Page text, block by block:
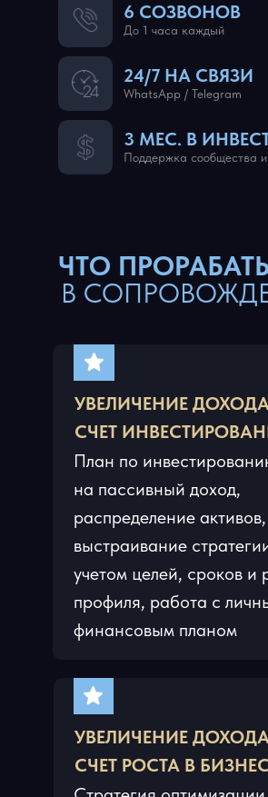
6 СОЗВОНОВ
До 1 часа каждый
24/7 НА СВЯЗИ
WhatsApp / Telegram
3 МЕС. В
Поддержка сообщества
ЧТО
В
УВЕЛИЧЕНИЕ
СЧЕТ
План по
на пассивный доход,
распределение активов,
выстраивание
учетом целей, сроков и
профиля, работа с
финансовым планом
УВЕЛИЧЕНИЕ
СЧЕТ РОСТА В